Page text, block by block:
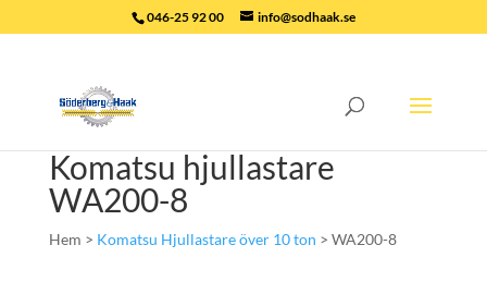
046-25 92 00 info@sodhaak.se
Komatsu hjullastare
WA200-8
Hem > Komatsu Hjullastare över 10 ton > WA200-8